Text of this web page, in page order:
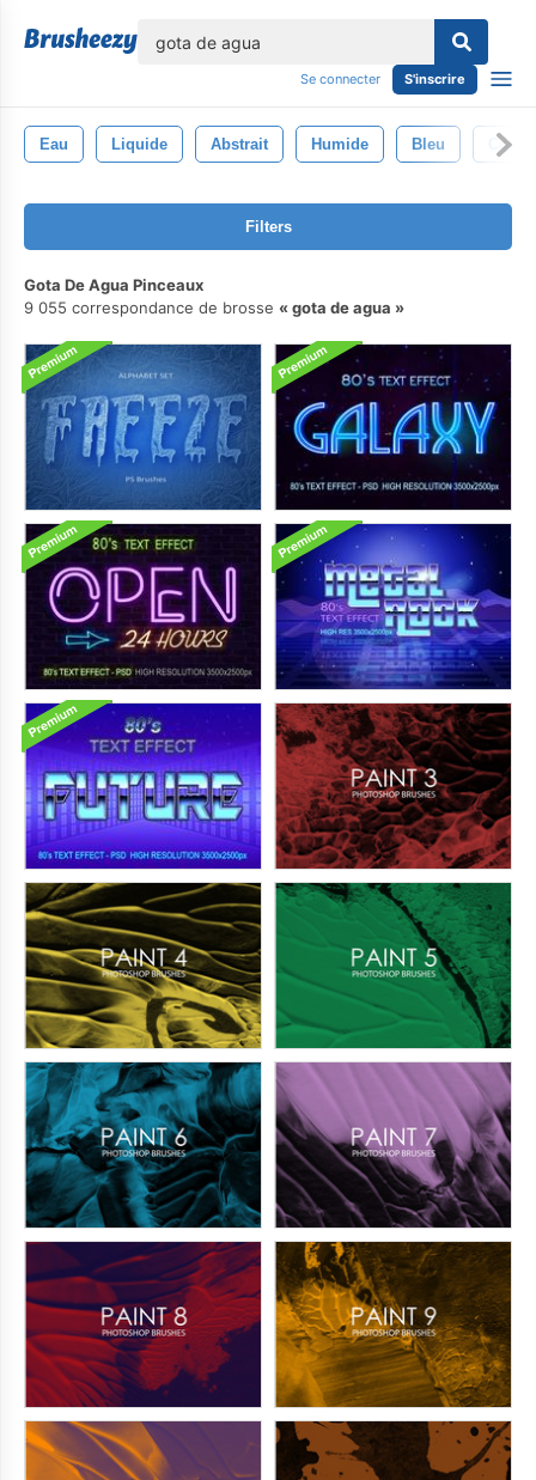
Se connecter S'inscrire
Eau Liquide Abstrait Humide Bleu
Filters
Gota De Agua Pinceaux
9 055 correspondance de brosse
gota de agua